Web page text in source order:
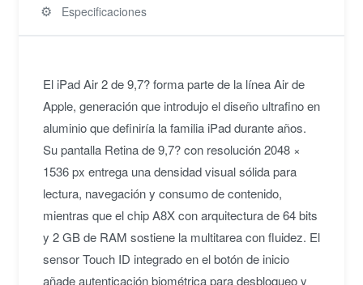
⚙️ Especificaciones
El iPad Air 2 de 9,7? forma parte de la línea Air de
Apple, generación que introdujo el diseño ultrafino en
aluminio que definiría la familia iPad durante años.
Su pantalla Retina de 9,7? con resolución 2048 ×
1536 px entrega una densidad visual sólida para
lectura, navegación y consumo de contenido,
mientras que el chip A8X con arquitectura de 64 bits
y 2 GB de RAM sostiene la multitarea con fluidez. El
sensor Touch ID integrado en el botón de inicio
añade autenticación biométrica para desbloqueo y